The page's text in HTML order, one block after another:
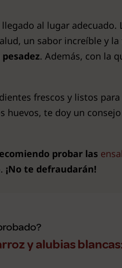
llegado al lugar
un sabor increíble y
. Además, con la
frescos y listos
huevos, te doy un
probar las
¡No te defraudarán!
y alubias